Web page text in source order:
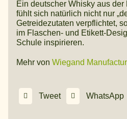
Ein deutscher Whisky aus
fühlt sich natürlich nicht nur
Getreidezutaten verpflichtet,
im Flaschen- und Etikett-
Schule inspirieren.
Mehr von Wiegand Manufactur
Tweet WhatsApp